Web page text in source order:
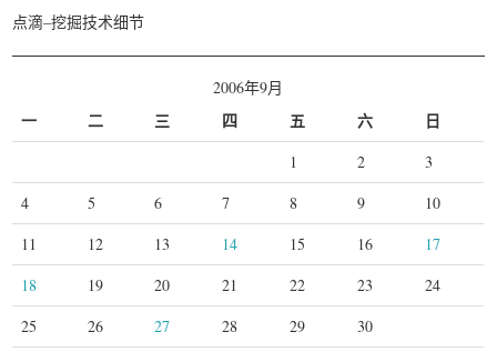
点滴–挖掘技术细节
2006年9月
一 二 三 四 五 六 日
1 2
3
4
5 6 7 8 9
10
11
12 13 14 15 16
17
18
19 20 21 22 23
24
25
26 27 28 29 30